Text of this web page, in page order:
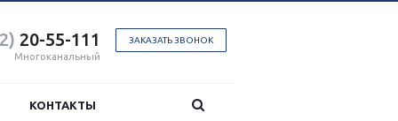
ЗАКАЗАТЬ ЗВОНОК
20-55-111
Многоканальный
КОНТАКТЫ